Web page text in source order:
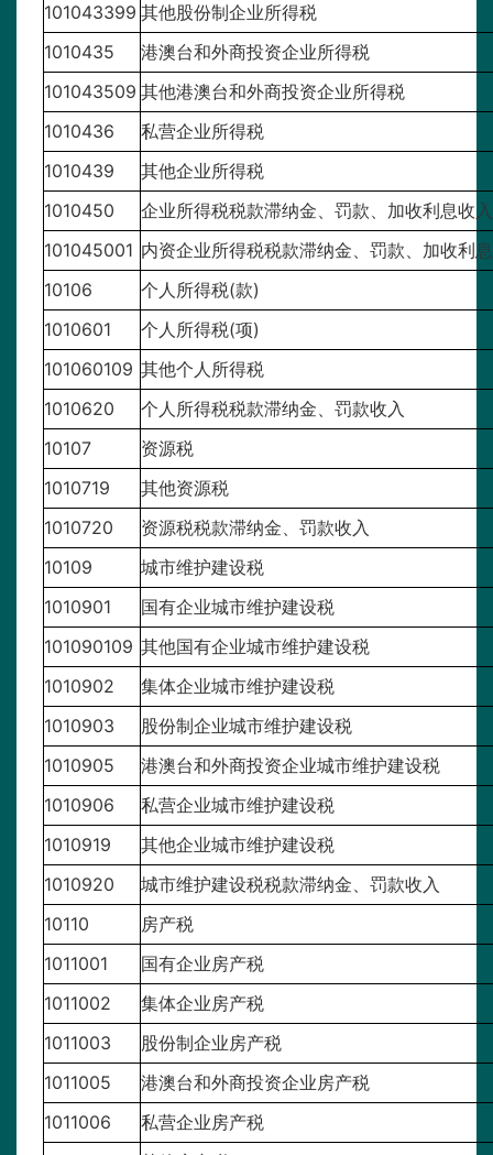
101043399 其他股份制企业所得税
1010435
港澳台和外商投资企业所得税
101043509 其他港澳台和外商投资企业所得税
1010436
私营企业所得税
1010439
其他企业所得税
1010450
企业所得税税款滞纳金、罚款、加收利息收入
101045001 内资企业所得税税款滞纳金、罚款、加收利
10106
个人所得税(款)
1010601
个人所得税(项)
101060109 其他个人所得税
1010620
个人所得税税款滞纳金、罚款收入
10107
资源税
1010719
其他资源税
1010720
资源税税款滞纳金、罚款收入
10109
城市维护建设税
1010901
国有企业城市维护建设税
101090109 其他国有企业城市维护建设税
1010902
集体企业城市维护建设税
1010903
股份制企业城市维护建设税
1010905
港澳台和外商投资企业城市维护建设税
1010906
私营企业城市维护建设税
1010919
其他企业城市维护建设税
1010920
城市维护建设税税款滞纳金、罚款收入
10110
房产税
1011001
国有企业房产税
1011002
集体企业房产税
1011003
股份制企业房产税
1011005
港澳台和外商投资企业房产税
1011006
私营企业房产税